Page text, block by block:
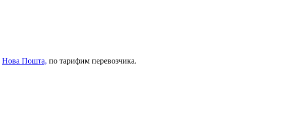
Нова Пошта, по тарифим перевозчика.